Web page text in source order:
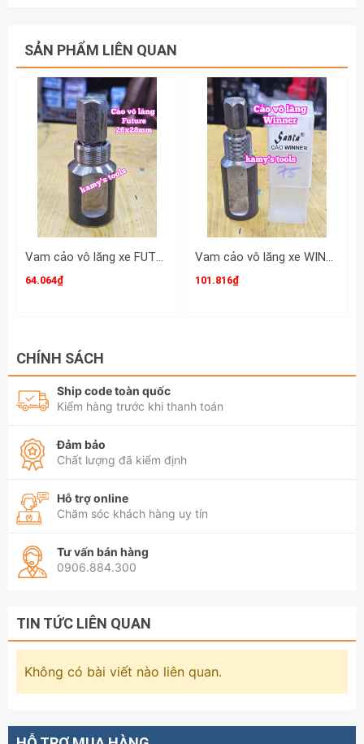
tin chi tiết sản phẩm cảo vô lăng AB, honda,
airblade, cup, vision, lead, winner, cảo vô lăng
2 đầu răng ngoài 901007 TGT King.
SẢN PHẨM LIÊN QUAN
Vam cảo vô lăng xe FUTURE đầu răng ngoài răng trong 26x28mm Santa 51-0FUTURE
64.064₫
Vam cảo vô lăng xe WINNER đầu răng ngoài răng trong 26x28mm Santa 52-0WIN
101.816₫
CHÍNH SÁCH
Ship code toàn quốc
Kiểm hàng trước khi thanh toán
Đảm bảo
Chất lượng đã kiểm định
Hỗ trợ online
Chăm sóc khách hàng uy tín
Tư vấn bán hàng
0906.884.300
TIN TỨC LIÊN QUAN
Không có bài viết nào liên quan.